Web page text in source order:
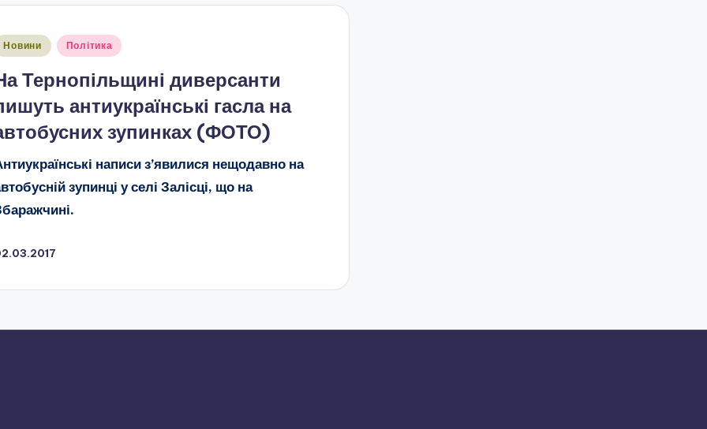
Новини Політика
Тернопільщині диверсанти
антиукраїнські гасла на
зупинках (ФОТО)
написи з’явилися нещодавно на
зупинці у селі Залісці, що на